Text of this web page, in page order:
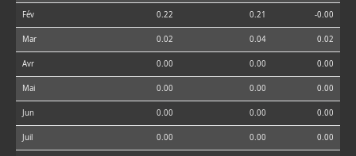
Fév 0.22 0.21 -0.00
Mar 0.02 0.04 0.02
Avr 0.00 0.00 0.00
Mai 0.00 0.00 0.00
Jun 0.00 0.00 0.00
Juil 0.00 0.00 0.00